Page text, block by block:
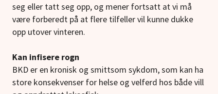
seg eller tatt seg opp, og mener fortsatt at vi må
være forberedt på at flere tilfeller vil kunne dukke
opp utover vinteren.
Kan infisere rogn
BKD er en kronisk og smittsom sykdom, som kan ha
store konsekvenser for helse og velferd hos både vill